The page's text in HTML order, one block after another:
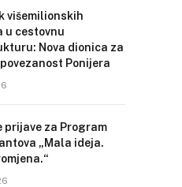
višemilionskih
u cestovnu
Nova dionica za
Ponijera
prijave za Program
„Mala ideja.